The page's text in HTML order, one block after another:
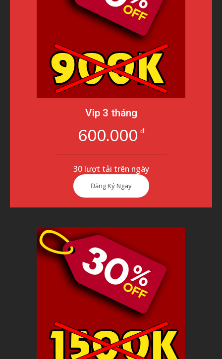
Vip 3 tháng
600.000 đ
30 lượt tải trên ngày
Đăng Ký Ngay